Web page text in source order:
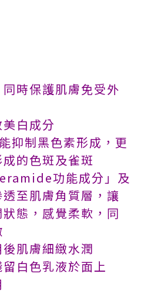
時保護肌膚免受外
白成分
抑制黑色素形成，更
的色斑及雀斑
功能成分」及
至肌膚角質層，讓
態，感覺柔軟，同
肌膚細緻水潤
白色乳液於面上